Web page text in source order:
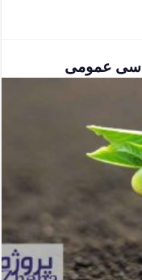
عمومی